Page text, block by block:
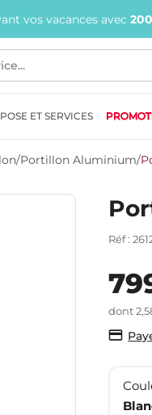
vos vacances avec
POSE ET SERVICES
/Portillon Aluminium/
Réf :
dont